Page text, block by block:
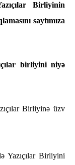
Birliyinin
saytımıza
birliyini niyə
Birliyinə üzv
Yazıçılar Birliyini